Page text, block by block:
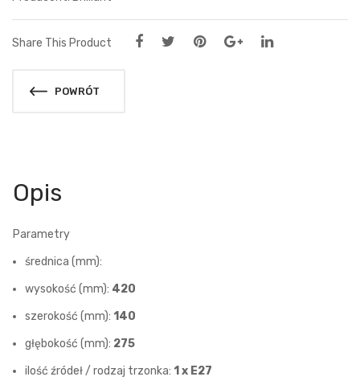
Share This Product
POWRÓT
Opis
Parametry
średnica (mm):
wysokość (mm): 420
szerokość (mm): 140
głębokość (mm): 275
ilość źródeł / rodzaj trzonka: 1 x E27